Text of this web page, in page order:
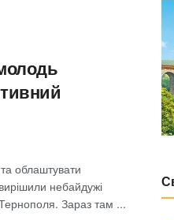
облаштувати
небайдужі
Зараз там ...